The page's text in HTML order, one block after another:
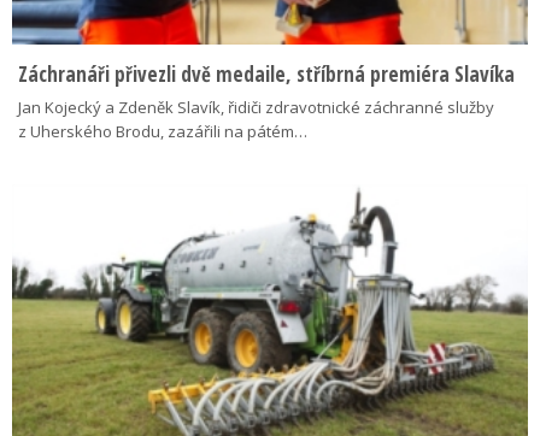
Záchranáři přivezli dvě medaile, stříbrná premiéra Slavíka
Jan Kojecký a Zdeněk Slavík, řidiči zdravotnické záchranné služby
z Uherského Brodu, zazářili na pátém…